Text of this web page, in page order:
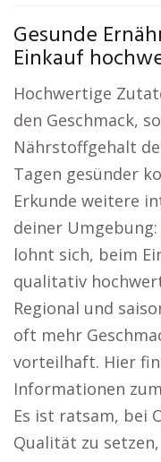
Gesunde
Einkauf
Hochwertige
den Geschmack,
Nährstoffgehalt
Tagen gesünder
Erkunde weitere
deiner Umgebung:
lohnt sich, beim
qualitativ
Regional und
oft mehr
vorteilhaft. Hier
Informationen
Es ist ratsam, bei
Qualität zu